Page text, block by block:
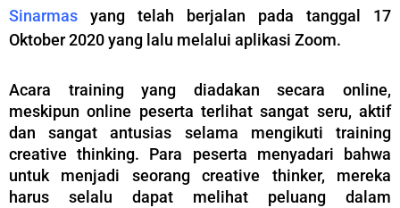
Sinarmas yang telah berjalan pada tanggal 17
Oktober 2020 yang lalu melalui aplikasi Zoom.
Acara training yang diadakan secara online,
meskipun online peserta terlihat sangat seru, aktif
dan sangat antusias selama mengikuti training
creative thinking. Para peserta menyadari bahwa
untuk menjadi seorang creative thinker, mereka
harus selalu dapat melihat peluang dalam